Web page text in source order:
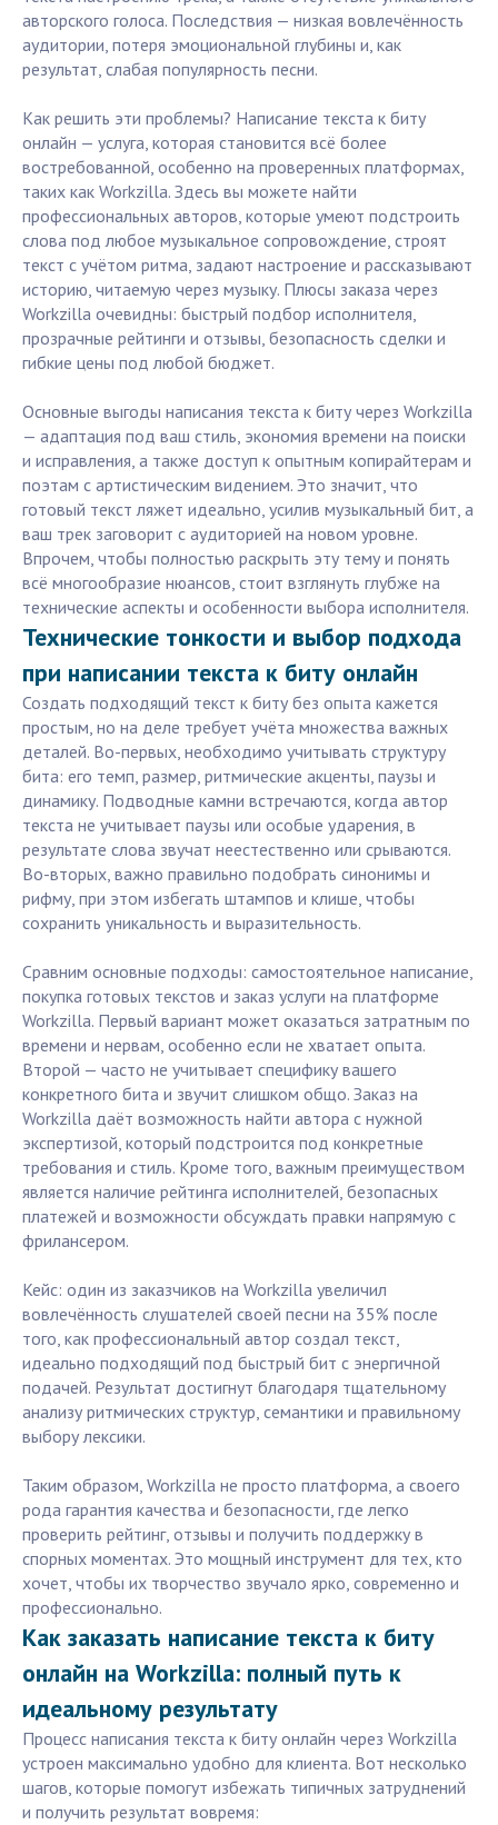
авторского голоса. Последствия — низкая вовлечённость
аудитории, потеря эмоциональной глубины и, как
результат, слабая популярность песни.
Как решить эти проблемы? Написание текста к биту
онлайн — услуга, которая становится всё более
востребованной, особенно на проверенных платформах,
таких как Workzilla. Здесь вы можете найти
профессиональных авторов, которые умеют подстроить
слова под любое музыкальное сопровождение, строят
текст с учётом ритма, задают настроение и рассказывают
историю, читаемую через музыку. Плюсы заказа через
Workzilla очевидны: быстрый подбор исполнителя,
прозрачные рейтинги и отзывы, безопасность сделки и
гибкие цены под любой бюджет.
Основные выгоды написания текста к биту через Workzilla
— адаптация под ваш стиль, экономия времени на поиски
и исправления, а также доступ к опытным копирайтерам и
поэтам с артистическим видением. Это значит, что
готовый текст ляжет идеально, усилив музыкальный бит, а
ваш трек заговорит с аудиторией на новом уровне.
Впрочем, чтобы полностью раскрыть эту тему и понять
всё многообразие нюансов, стоит взглянуть глубже на
технические аспекты и особенности выбора исполнителя.
Технические тонкости и выбор подхода
при написании текста к биту онлайн
Создать подходящий текст к биту без опыта кажется
простым, но на деле требует учёта множества важных
деталей. Во-первых, необходимо учитывать структуру
бита: его темп, размер, ритмические акценты, паузы и
динамику. Подводные камни встречаются, когда автор
текста не учитывает паузы или особые ударения, в
результате слова звучат неестественно или срываются.
Во-вторых, важно правильно подобрать синонимы и
рифму, при этом избегать штампов и клише, чтобы
сохранить уникальность и выразительность.
Сравним основные подходы: самостоятельное написание,
покупка готовых текстов и заказ услуги на платформе
Workzilla. Первый вариант может оказаться затратным по
времени и нервам, особенно если не хватает опыта.
Второй — часто не учитывает специфику вашего
конкретного бита и звучит слишком общо. Заказ на
Workzilla даёт возможность найти автора с нужной
экспертизой, который подстроится под конкретные
требования и стиль. Кроме того, важным преимуществом
является наличие рейтинга исполнителей, безопасных
платежей и возможности обсуждать правки напрямую с
фрилансером.
Кейс: один из заказчиков на Workzilla увеличил
вовлечённость слушателей своей песни на 35% после
того, как профессиональный автор создал текст,
идеально подходящий под быстрый бит с энергичной
подачей. Результат достигнут благодаря тщательному
анализу ритмических структур, семантики и правильному
выбору лексики.
Таким образом, Workzilla не просто платформа, а своего
рода гарантия качества и безопасности, где легко
проверить рейтинг, отзывы и получить поддержку в
спорных моментах. Это мощный инструмент для тех, кто
хочет, чтобы их творчество звучало ярко, современно и
профессионально.
Как заказать написание текста к биту
онлайн на Workzilla: полный путь к
идеальному результату
Процесс написания текста к биту онлайн через Workzilla
устроен максимально удобно для клиента. Вот несколько
шагов, которые помогут избежать типичных затруднений
и получить результат вовремя: